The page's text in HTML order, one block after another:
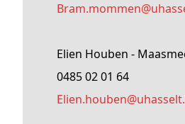
Bram.mommen@
Elien Houben -
0485 02 01 64
Elien.houben@uhasselt